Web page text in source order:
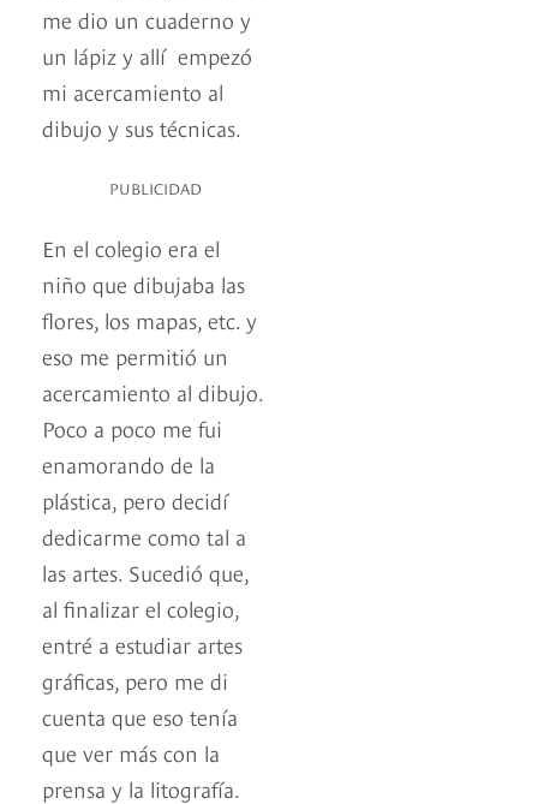
me dio un cuaderno y
un lápiz y allí empezó
mi acercamiento al
dibujo y sus técnicas.
PUBLICIDAD
En el colegio era el
niño que dibujaba las
flores, los mapas, etc. y
eso me permitió un
acercamiento al dibujo.
Poco a poco me fui
enamorando de la
plástica, pero decidí
dedicarme como tal a
las artes. Sucedió que,
al finalizar el colegio,
entré a estudiar artes
gráficas, pero me di
cuenta que eso tenía
que ver más con la
prensa y la litografía.